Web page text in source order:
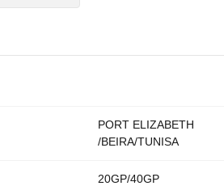
PORT ELIZABETH
/BEIRA/TUNISA
20GP/40GP